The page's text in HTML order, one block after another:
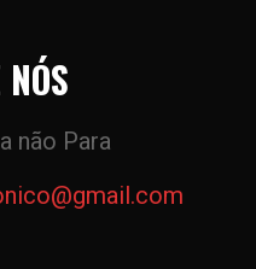
não Para